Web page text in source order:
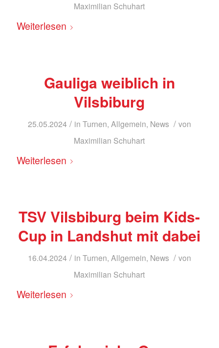
Maximilian Schuhart
Weiterlesen
Gauliga weiblich in
Vilsbiburg
25.05.2024 / in Turnen, Allgemein, News / von
Maximilian Schuhart
Weiterlesen
TSV Vilsbiburg beim Kids-
Cup in Landshut mit dabei
16.04.2024 / in Turnen, Allgemein, News / von
Maximilian Schuhart
Weiterlesen